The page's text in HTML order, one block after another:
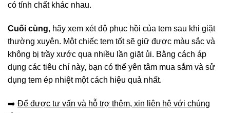
có tính chất khác nhau.
Cuối cùng, hãy xem xét độ phục hồi của tem sau khi giặt
thường xuyên. Một chiếc tem tốt sẽ giữ được màu sắc và
không bị trầy xước qua nhiều lần giặt ủi. Bằng cách áp
dụng các tiêu chí này, bạn có thể yên tâm mua sắm và sử
dụng tem ép nhiệt một cách hiệu quả nhất.
➡️ Để được tư vấn và hỗ trợ thêm, xin liên hệ với chúng